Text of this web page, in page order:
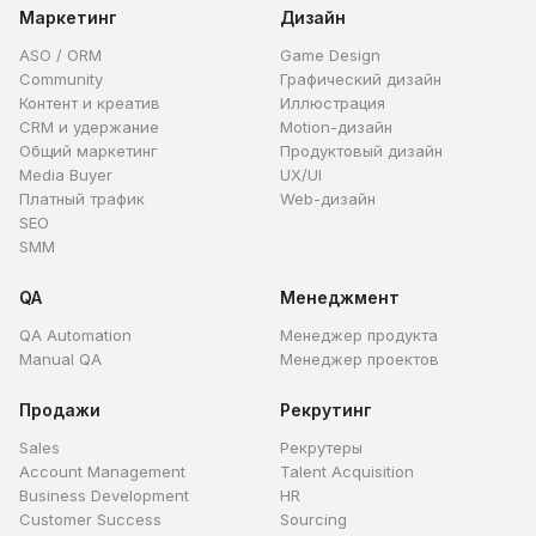
Маркетинг
ASO / ORM
Community
Контент и креатив
CRM и удержание
Общий маркетинг
Media Buyer
Платный трафик
SEO
SMM
Дизайн
Game Design
Графический дизайн
Иллюстрация
Motion-дизайн
Продуктовый дизайн
UX/UI
Web-дизайн
QA
QA Automation
Manual QA
Менеджмент
Менеджер продукта
Менеджер проектов
Продажи
Sales
Account Management
Business Development
Customer Success
Рекрутинг
Рекрутеры
Talent Acquisition
HR
Sourcing